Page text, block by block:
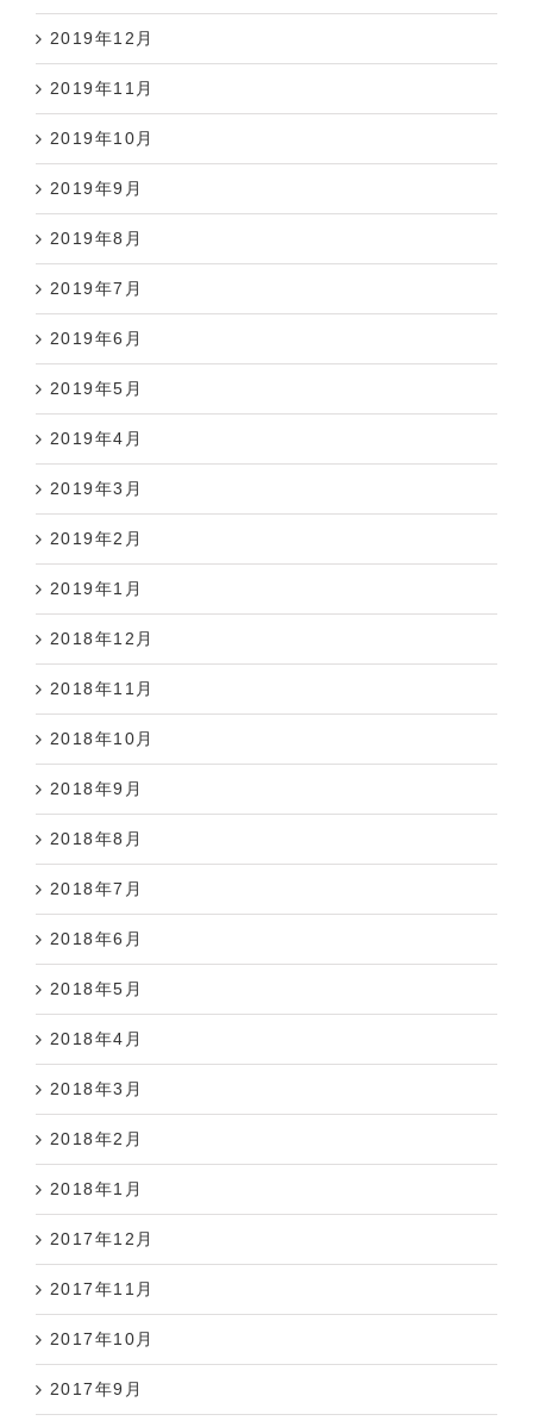
2019年12月
2019年11月
2019年10月
2019年9月
2019年8月
2019年7月
2019年6月
2019年5月
2019年4月
2019年3月
2019年2月
2019年1月
2018年12月
2018年11月
2018年10月
2018年9月
2018年8月
2018年7月
2018年6月
2018年5月
2018年4月
2018年3月
2018年2月
2018年1月
2017年12月
2017年11月
2017年10月
2017年9月